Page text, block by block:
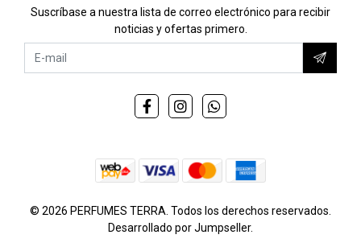
Suscríbase a nuestra lista de correo electrónico para recibir
noticias y ofertas primero.
© 2026 PERFUMES TERRA. Todos los derechos reservados.
Desarrollado por Jumpseller.